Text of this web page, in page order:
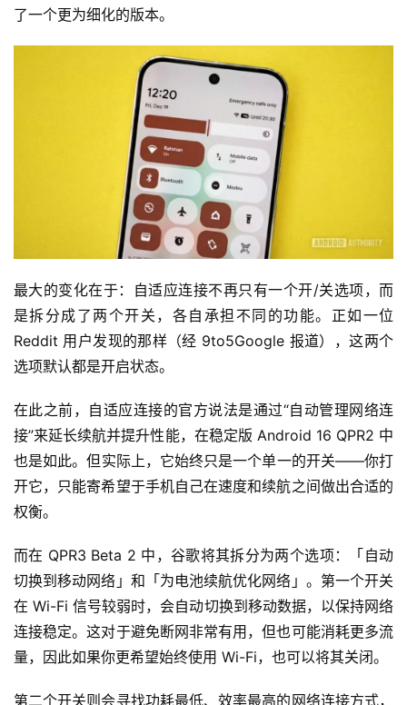
了一个更为细化的版本。
最大的变化在于：自适应连接不再只有一个开/关选项，而
是拆分成了两个开关，各自承担不同的功能。正如一位
Reddit 用户发现的那样（经 9to5Google 报道），这两个
选项默认都是开启状态。
在此之前，自适应连接的官方说法是通过“自动管理网络连
接”来延长续航并提升性能，在稳定版 Android 16 QPR2 中
也是如此。但实际上，它始终只是一个单一的开关——你打
开它，只能寄希望于手机自己在速度和续航之间做出合适的
权衡。
而在 QPR3 Beta 2 中，谷歌将其拆分为两个选项：「自动
切换到移动网络」和「为电池续航优化网络」。第一个开关
在 Wi-Fi 信号较弱时，会自动切换到移动数据，以保持网络
连接稳定。这对于避免断网非常有用，但也可能消耗更多流
量，因此如果你更希望始终使用 Wi-Fi，也可以将其关闭。
第二个开关则会寻找功耗最低、效率最高的网络连接方式，